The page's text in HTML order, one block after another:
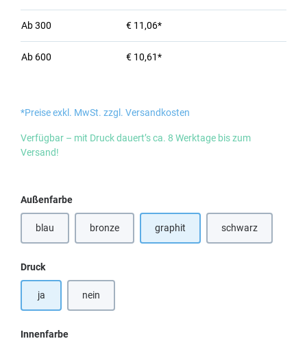
Ab300 € 11,06*
Ab 600 € 10,61*
*Preise exkl. MwSt. zzgl. Versandkosten
Verfügbar – mit Druck dauert’s ca. 8 Werktage bis zum
Versand!
Außenfarbeauswählen
blau(Diese Option ist zurzeit nicht verfügbar.)
bronze graphit schwarz
Druckauswählen
ja nein
Innenfarbeauswählen